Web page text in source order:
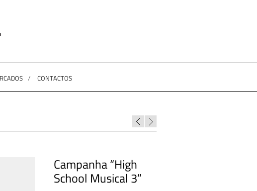
CONTACTOS
Campanha “High
School Musical 3”